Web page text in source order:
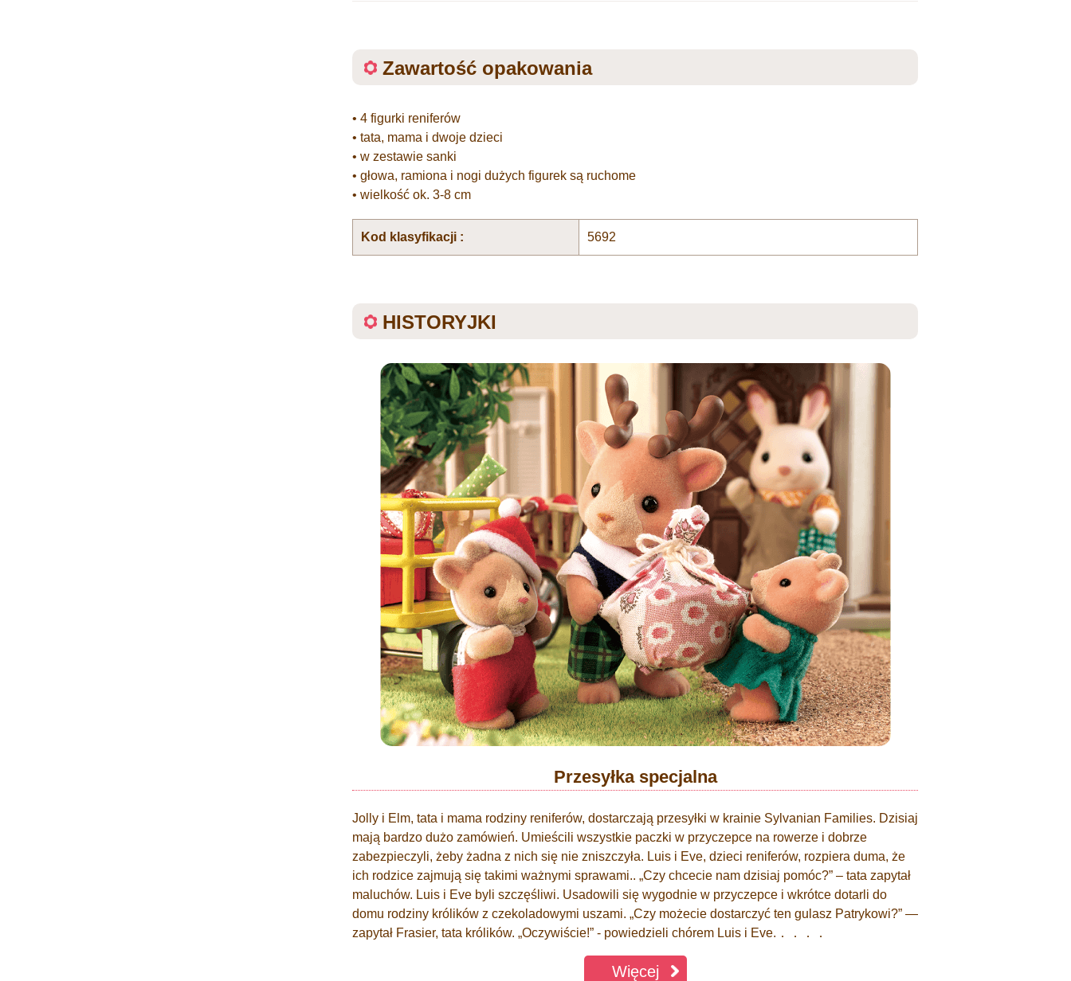
Zawartość opakowania
• 4 figurki reniferów
• tata, mama i dwoje dzieci
• w zestawie sanki
• głowa, ramiona i nogi dużych figurek są ruchome
• wielkość ok. 3-8 cm
Kod klasyfikacji : 5692
HISTORYJKI
Przesyłka specjalna
Jolly i Elm, tata i mama rodziny reniferów, dostarczają przesyłki w krainie Sylvanian Families. Dzisiaj
mają bardzo dużo zamówień. Umieścili wszystkie paczki w przyczepce na rowerze i dobrze
zabezpieczyli, żeby żadna z nich się nie zniszczyła. Luis i Eve, dzieci reniferów, rozpiera duma, że
ich rodzice zajmują się takimi ważnymi sprawami.. „Czy chcecie nam dzisiaj pomóc?” – tata zapytał
maluchów. Luis i Eve byli szczęśliwi. Usadowili się wygodnie w przyczepce i wkrótce dotarli do
domu rodziny królików z czekoladowymi uszami. „Czy możecie dostarczyć ten gulasz Patrykowi?” —
zapytał Frasier, tata królików. „Oczywiście!” - powiedzieli chórem Luis i Eve.．．．．
Więcej